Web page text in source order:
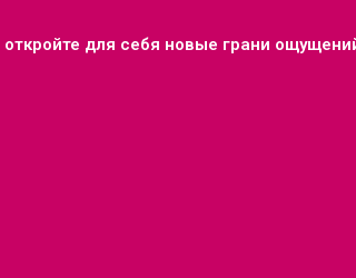
для себя новые грани